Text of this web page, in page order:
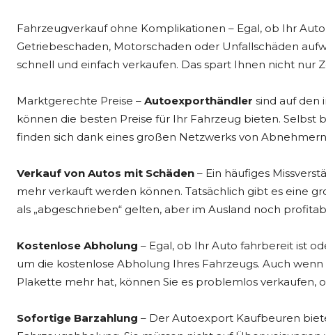
Fahrzeugverkauf ohne Komplikationen – Egal, ob Ihr
Getriebeschaden, Motorschaden oder Unfallschäden
schnell und einfach verkaufen. Das spart Ihnen nicht nur
Marktgerechte Preise – Autoexporthändler sind auf den
können die besten Preise für Ihr Fahrzeug bieten. Selbst
finden sich dank eines großen Netzwerks von
Verkauf von Autos mit Schäden – Ein häufiges
mehr verkauft werden können. Tatsächlich gibt es eine
als „abgeschrieben“ gelten, aber im Ausland noch
Kostenlose Abholung – Egal, ob Ihr Auto fahrbereit ist
um die kostenlose Abholung Ihres Fahrzeugs. Auch
Plakette mehr hat, können Sie es problemlos verkaufen,
Sofortige Barzahlung – Der Autoexport Kaufbeuren